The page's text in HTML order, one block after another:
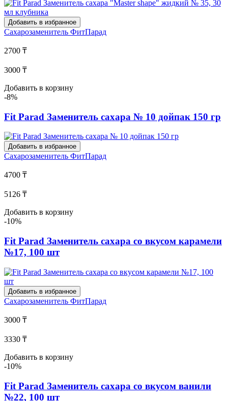
Добавить в избранное
Сахарозаменитель ФитПарад
2700 ₸
3000 ₸
Добавить в корзину
-8%
Fit Parad Заменитель сахара № 10 дойпак 150 гр
Добавить в избранное
Сахарозаменитель ФитПарад
4700 ₸
5126 ₸
Добавить в корзину
-10%
Fit Parad Заменитель сахара со вкусом карамели
№17, 100 шт
Добавить в избранное
Сахарозаменитель ФитПарад
3000 ₸
3330 ₸
Добавить в корзину
-10%
Fit Parad Заменитель сахара со вкусом ванили
№22, 100 шт